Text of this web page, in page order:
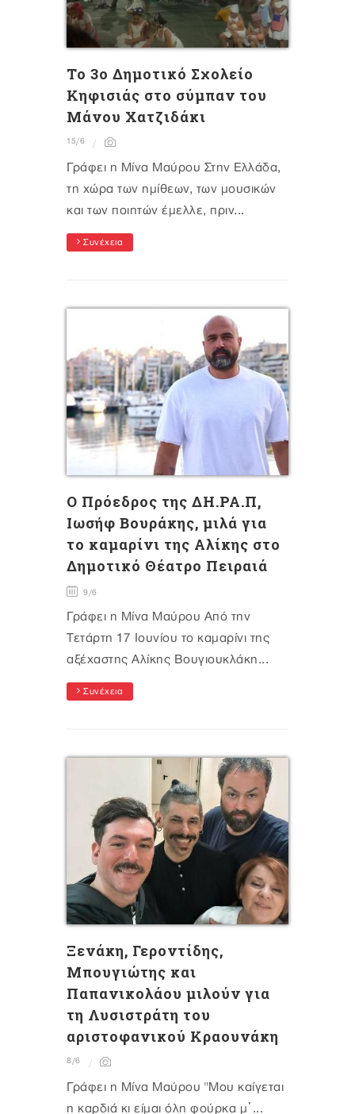
Το 3ο Δημοτικό Σχολείο
Κηφισιάς στο σύμπαν του
Μάνου Χατζιδάκι
15/6
Γράφει η Μίνα Μαύρου Στην Ελλάδα,
τη χώρα των ημίθεων, των μουσικών
και των ποιητών έμελλε, πριν...
Συνέχεια
Ο Πρόεδρος της ΔΗ.ΡΑ.Π,
Ιωσήφ Βουράκης, μιλά για
το καμαρίνι της Αλίκης στο
Δημοτικό Θέατρο Πειραιά
9/6
Γράφει η Μίνα Μαύρου Από την
Τετάρτη 17 Ιουνίου το καμαρίνι της
αξέχαστης Αλίκης Βουγιουκλάκη...
Συνέχεια
Ξενάκη, Γεροντίδης,
Μπουγιώτης και
Παπανικολάου μιλούν για
τη Λυσιστράτη του
αριστοφανικού Κραουνάκη
8/6
Γράφει η Μίνα Μαύρου "Μου καίγεται
η καρδιά κι είμαι όλη φούρκα μ᾽...